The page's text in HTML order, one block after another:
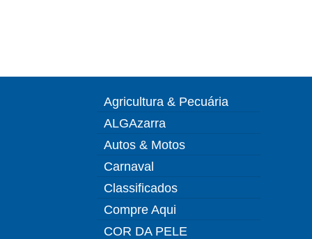
Agricultura & Pecuária
ALGAzarra
Autos & Motos
Carnaval
Classificados
Compre Aqui
COR DA PELE